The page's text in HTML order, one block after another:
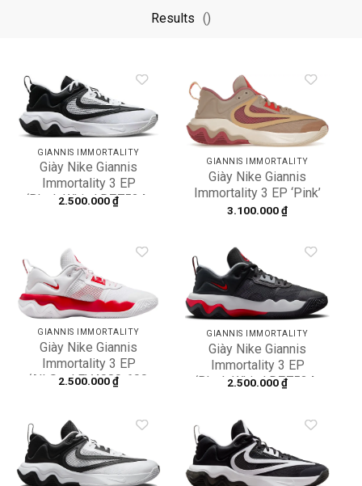
Results ()
Add to
wishlist
GIANNIS IMMORTALITY
Giày Nike Giannis
Immortality 3 EP
‘Black White’ DZ7534-
2.500.000₫
Add to
wishlist
GIANNIS IMMORTALITY
Giày Nike Giannis
Immortality 3 EP ‘Pink’
DZ7534-200
3.100.000₫
Add to
wishlist
GIANNIS IMMORTALITY
Giày Nike Giannis
Immortality 3 EP
‘All‑Star’ FV4080‑600
2.500.000₫
Add to
wishlist
GIANNIS IMMORTALITY
Giày Nike Giannis
Immortality 3 EP
‘Black White’ DZ7534-
2.500.000₫
Add to
wishlist
Add to
wishlist